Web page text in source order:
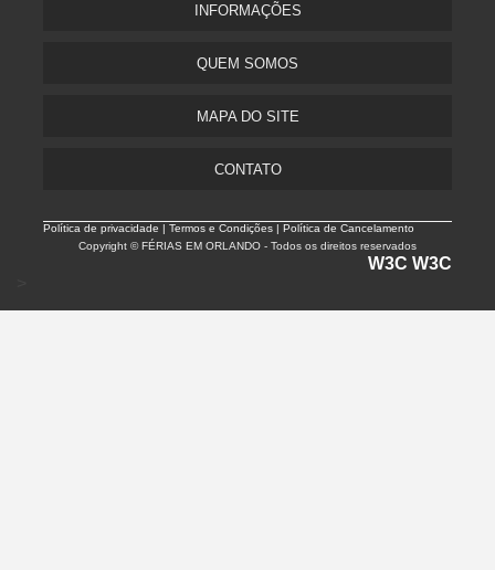
INFORMAÇÕES
QUEM SOMOS
MAPA DO SITE
CONTATO
Política de privacidade |Termos e Condições | Política de Cancelamento
Copyright © FÉRIAS EM ORLANDO - Todos os direitos reservados
W3C W3C